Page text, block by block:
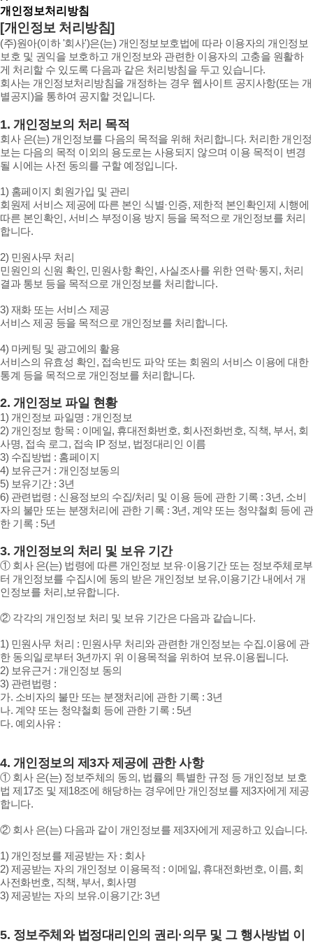
개인정보처리방침
[개인정보 처리방침]
(주)원아(이하 '회사')은(는) 개인정보보호법에 따라 이용자의 개인정보
보호 및 권익을 보호하고 개인정보와 관련한 이용자의 고충을 원활하
게 처리할 수 있도록 다음과 같은 처리방침을 두고 있습니다.
회사는 개인정보처리방침을 개정하는 경우 웹사이트 공지사항(또는 개
별공지)을 통하여 공지할 것입니다.
1. 개인정보의 처리 목적
회사 은(는) 개인정보를 다음의 목적을 위해 처리합니다. 처리한 개인정
보는 다음의 목적 이외의 용도로는 사용되지 않으며 이용 목적이 변경
될 시에는 사전 동의를 구할 예정입니다.
1) 홈페이지 회원가입 및 관리
회원제 서비스 제공에 따른 본인 식별·인증, 제한적 본인확인제 시행에
따른 본인확인, 서비스 부정이용 방지 등을 목적으로 개인정보를 처리
합니다.
2) 민원사무 처리
민원인의 신원 확인, 민원사항 확인, 사실조사를 위한 연락·통지, 처리
결과 통보 등을 목적으로 개인정보를 처리합니다.
3) 재화 또는 서비스 제공
서비스 제공 등을 목적으로 개인정보를 처리합니다.
4) 마케팅 및 광고에의 활용
서비스의 유효성 확인, 접속빈도 파악 또는 회원의 서비스 이용에 대한
통계 등을 목적으로 개인정보를 처리합니다.
2. 개인정보 파일 현황
1) 개인정보 파일명 : 개인정보
2) 개인정보 항목 : 이메일, 휴대전화번호, 회사전화번호, 직책, 부서, 회
사명, 접속 로그, 접속 IP 정보, 법정대리인 이름
3) 수집방법 : 홈페이지
4) 보유근거 : 개인정보동의
5) 보유기간 : 3년
6) 관련법령 : 신용정보의 수집/처리 및 이용 등에 관한 기록 : 3년, 소비
자의 불만 또는 분쟁처리에 관한 기록 : 3년, 계약 또는 청약철회 등에 관
한 기록 : 5년
3. 개인정보의 처리 및 보유 기간
① 회사 은(는) 법령에 따른 개인정보 보유·이용기간 또는 정보주체로부
터 개인정보를 수집시에 동의 받은 개인정보 보유,이용기간 내에서 개
인정보를 처리,보유합니다.
② 각각의 개인정보 처리 및 보유 기간은 다음과 같습니다.
1) 민원사무 처리 : 민원사무 처리와 관련한 개인정보는 수집.이용에 관
한 동의일로부터 3년까지 위 이용목적을 위하여 보유.이용됩니다.
2) 보유근거 : 개인정보 동의
3) 관련법령 :
가. 소비자의 불만 또는 분쟁처리에 관한 기록 : 3년
나. 계약 또는 청약철회 등에 관한 기록 : 5년
다. 예외사유 :
4. 개인정보의 제3자 제공에 관한 사항
① 회사 은(는) 정보주체의 동의, 법률의 특별한 규정 등 개인정보 보호
법 제17조 및 제18조에 해당하는 경우에만 개인정보를 제3자에게 제공
합니다.
② 회사 은(는) 다음과 같이 개인정보를 제3자에게 제공하고 있습니다.
1) 개인정보를 제공받는 자 : 회사
2) 제공받는 자의 개인정보 이용목적 : 이메일, 휴대전화번호, 이름, 회
사전화번호, 직책, 부서, 회사명
3) 제공받는 자의 보유.이용기간: 3년
5. 정보주체와 법정대리인의 권리·의무 및 그 행사방법 이